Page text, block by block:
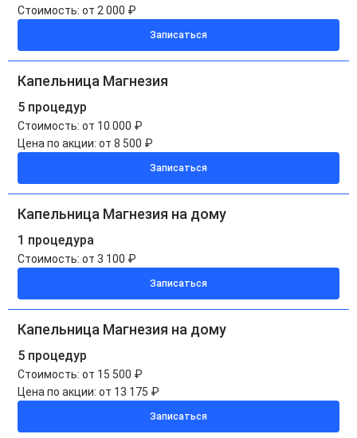
Стоимость: от 2 000 ₽
Записаться
Капельница Магнезия
5 процедур
Стоимость: от 10 000 ₽
Цена по акции: от 8 500 ₽
Записаться
Капельница Магнезия на дому
1 процедура
Стоимость: от 3 100 ₽
Записаться
Капельница Магнезия на дому
5 процедур
Стоимость: от 15 500 ₽
Цена по акции: от 13 175 ₽
Записаться